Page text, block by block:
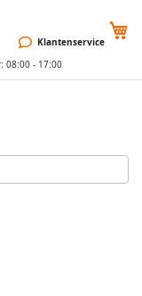
Klantenservice
08:00 - 17:00